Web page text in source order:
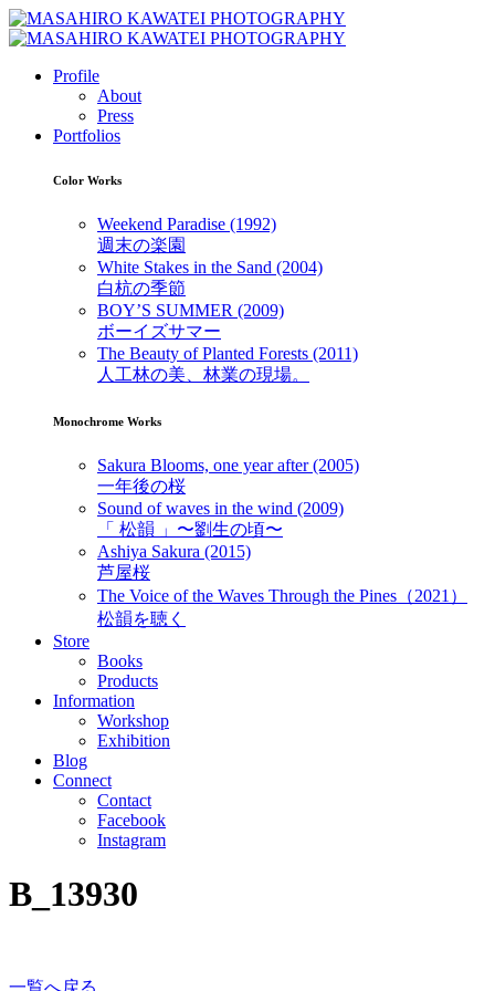
Profile
About
Press
Portfolios
Color Works
Weekend Paradise (1992)
週末の楽園
White Stakes in the Sand (2004)
白杭の季節
BOY’S SUMMER (2009)
ボーイズサマー
The Beauty of Planted Forests (2011)
人工林の美、林業の現場。
Monochrome Works
Sakura Blooms, one year after (2005)
一年後の桜
Sound of waves in the wind (2009)
「 松韻 」〜劉生の頃〜
Ashiya Sakura (2015)
芦屋桜
The Voice of the Waves Through the Pines（2021）
松韻を聴く
Store
Books
Products
Information
Workshop
Exhibition
Blog
Connect
Contact
Facebook
Instagram
B_13930
一覧へ戻る